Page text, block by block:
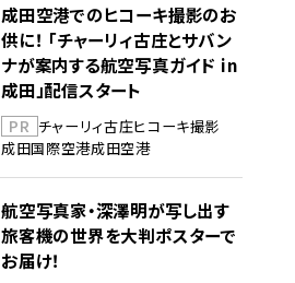
成田空港でのヒコーキ撮影のお
供に！ 「チャーリィ古庄とサバン
ナが案内する航空写真ガイド in
成田」配信スタート
PR チャーリィ古庄ヒコーキ撮影
成田国際空港成田空港
航空写真家・深澤明が写し出す
旅客機の世界を大判ポスターで
お届け！